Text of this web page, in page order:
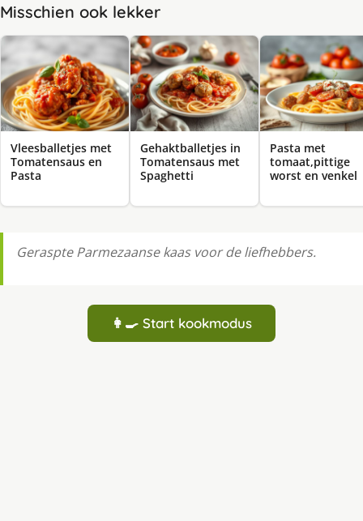
Misschien ook lekker
Vleesballetjes met
Tomatensaus en
Pasta
Gehaktballetjes in
Tomatensaus met
Spaghetti
Pasta met
tomaat,pittige
worst en venkel
Geraspte Parmezaanse kaas voor de liefhebbers.
👩‍🍳 Start kookmodus